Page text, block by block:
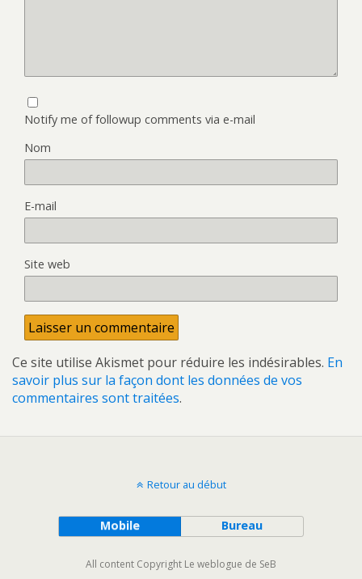
Notify me of followup comments via e-mail
Nom
E-mail
Site web
Ce site utilise Akismet pour réduire les indésirables. En
savoir plus sur la façon dont les données de vos
commentaires sont traitées.
Retour au début
Mobile Bureau
All content Copyright Le weblogue de SeB